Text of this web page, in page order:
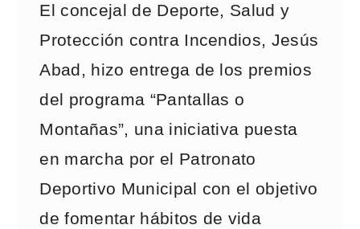
El concejal de Deporte, Salud y
Protección contra Incendios, Jesús
Abad, hizo entrega de los premios
del programa “Pantallas o
Montañas”, una iniciativa puesta
en marcha por el Patronato
Deportivo Municipal con el objetivo
de fomentar hábitos de vida